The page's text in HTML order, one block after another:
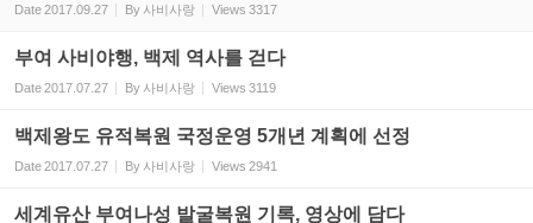
Date2017.09.27 By 사비사랑 Views 3317
부여 사비야행, 백제 역사를 걷다
Date2017.07.27 By 사비사랑 Views 3119
백제왕도 유적복원 국정운영 5개년 계획에 선정
Date2017.07.27 By 사비사랑 Views 2941
세계유산 부여나성 발굴복원 기록, 영상에 담다